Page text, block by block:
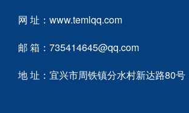
网 址：www.temlqq.com
邮 箱：735414645@qq.com
地 址：宜兴市周铁镇分水村新达路80号